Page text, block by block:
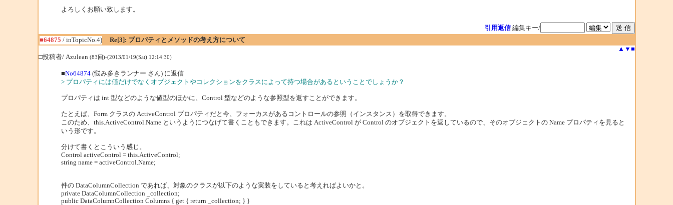
よろしくお願い致します。
引用返信 編集キー/
■64875 / inTopicNo.4)
Re[3]: プロパティとメソッドの考え方について
▲ ▼ ■
□投稿者/ Azulean (83回)-(2013/01/19(Sat) 12:14:30)
■No64874(悩み多きランナー さん) に返信
> プロパティには値だけでなくオブジェクトやコレクションをクラスによって持つ場合があるということでしょうか？
プロパティは int 型などのような値型のほかに、Control 型などのような参照型を返すことができます。
たとえば、Form クラスの ActiveControl プロパティだと今、フォーカスがあるコントロールの参照（インスタンス）を取得できます。
このため、this.ActiveControl.Name というようにつなげて書くこともできます。これは ActiveControl が Control のオブジェクトを返しているので、そのオブジェクトの Name プロパティを見ると
いう形です。
分けて書くとこういう感じ。
Control activeControl = this.ActiveControl;
string name = activeControl.Name;
件の DataColumnCollection であれば、対象のクラスが以下のような実装をしていると考えればよいかと。
private DataColumnCollection _collection;
public DataColumnCollection Columns { get { return _collection; } }